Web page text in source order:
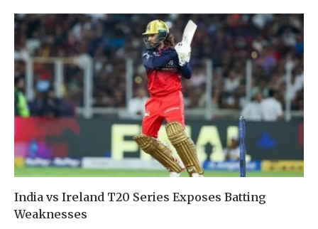
India vs Ireland T20 Series Exposes Batting
Weaknesses